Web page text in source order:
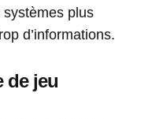
plus
d’informations.
de jeu